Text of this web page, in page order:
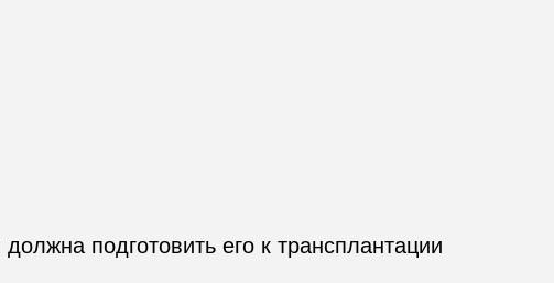
подготовить его к трансплантации